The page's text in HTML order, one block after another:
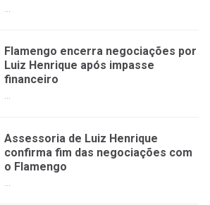
...
Flamengo encerra negociações por
Luiz Henrique após impasse
financeiro
...
Assessoria de Luiz Henrique
confirma fim das negociações com
o Flamengo